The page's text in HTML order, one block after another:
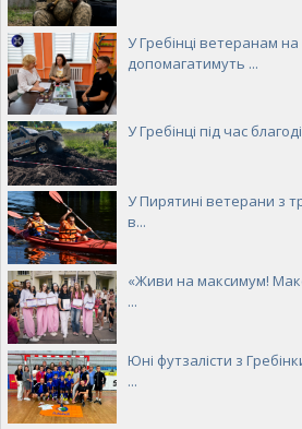
У Гребінці ветеранам на
допомагатимуть ...
У Гребінці під час
У Пирятині ветерани з
в...
«Живи на максимум!
...
Юні футзалісти з
...